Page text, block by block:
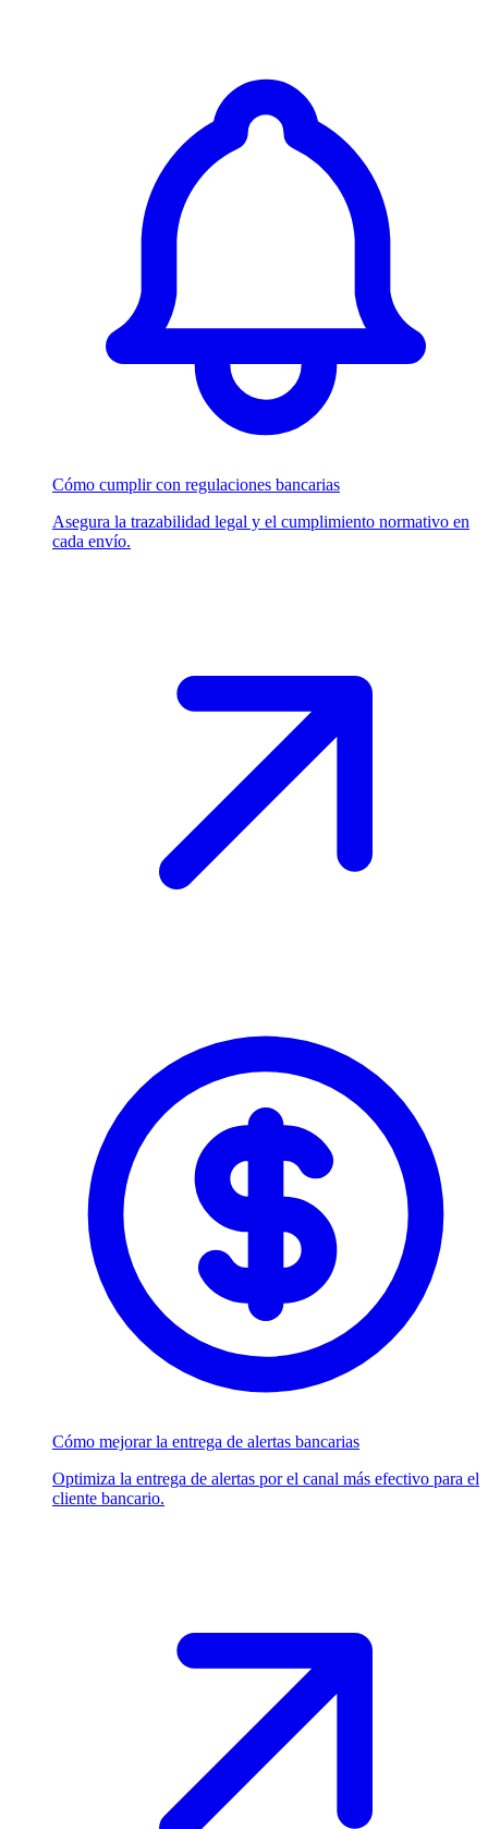
Cómo cumplir con regulaciones bancarias
Asegura la trazabilidad legal y el cumplimiento normativo en
cada envío.
Cómo mejorar la entrega de alertas bancarias
Optimiza la entrega de alertas por el canal más efectivo para el
cliente bancario.